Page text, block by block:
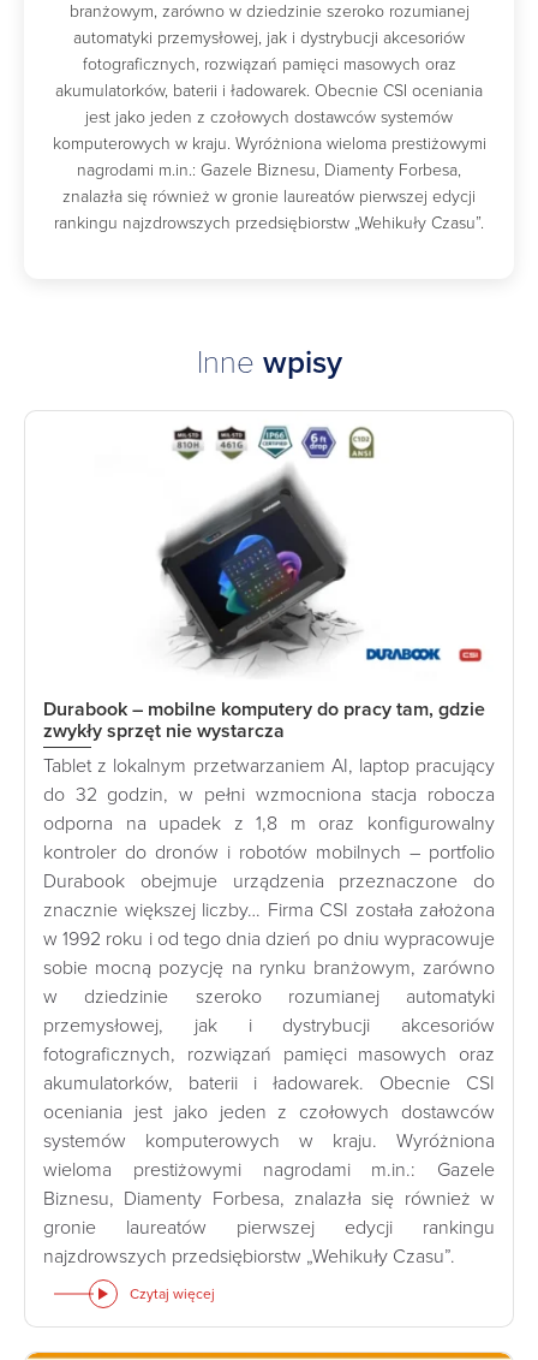
branżowym, zarówno w dziedzinie szeroko rozumianej
automatyki przemysłowej, jak i dystrybucji akcesoriów
fotograficznych, rozwiązań pamięci masowych oraz
akumulatorków, baterii i ładowarek. Obecnie CSI oceniania
jest jako jeden z czołowych dostawców systemów
komputerowych w kraju. Wyróżniona wieloma prestiżowymi
nagrodami m.in.: Gazele Biznesu, Diamenty Forbesa,
znalazła się również w gronie laureatów pierwszej edycji
rankingu najzdrowszych przedsiębiorstw „Wehikuły Czasu”.
Inne wpisy
Durabook – mobilne komputery do pracy tam, gdzie
zwykły sprzęt nie wystarcza
Tablet z lokalnym przetwarzaniem AI, laptop pracujący
do 32 godzin, w pełni wzmocniona stacja robocza
odporna na upadek z 1,8 m oraz konfigurowalny
kontroler do dronów i robotów mobilnych – portfolio
Durabook obejmuje urządzenia przeznaczone do
znacznie większej liczby… Firma CSI została założona
w 1992 roku i od tego dnia dzień po dniu wypracowuje
sobie mocną pozycję na rynku branżowym, zarówno
w dziedzinie szeroko rozumianej automatyki
przemysłowej, jak i dystrybucji akcesoriów
fotograficznych, rozwiązań pamięci masowych oraz
akumulatorków, baterii i ładowarek. Obecnie CSI
oceniania jest jako jeden z czołowych dostawców
systemów komputerowych w kraju. Wyróżniona
wieloma prestiżowymi nagrodami m.in.: Gazele
Biznesu, Diamenty Forbesa, znalazła się również w
gronie laureatów pierwszej edycji rankingu
najzdrowszych przedsiębiorstw „Wehikuły Czasu”.
Czytaj więcej